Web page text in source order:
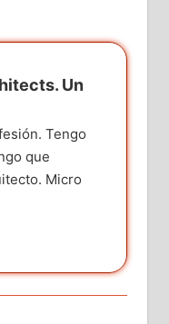
Un
Tengo
que
Micro